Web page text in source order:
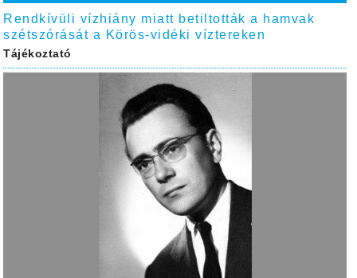
Rendkívüli vízhiány miatt betiltották a hamvak
szétszórását a Körös-vidéki víztereken
Tájékoztató